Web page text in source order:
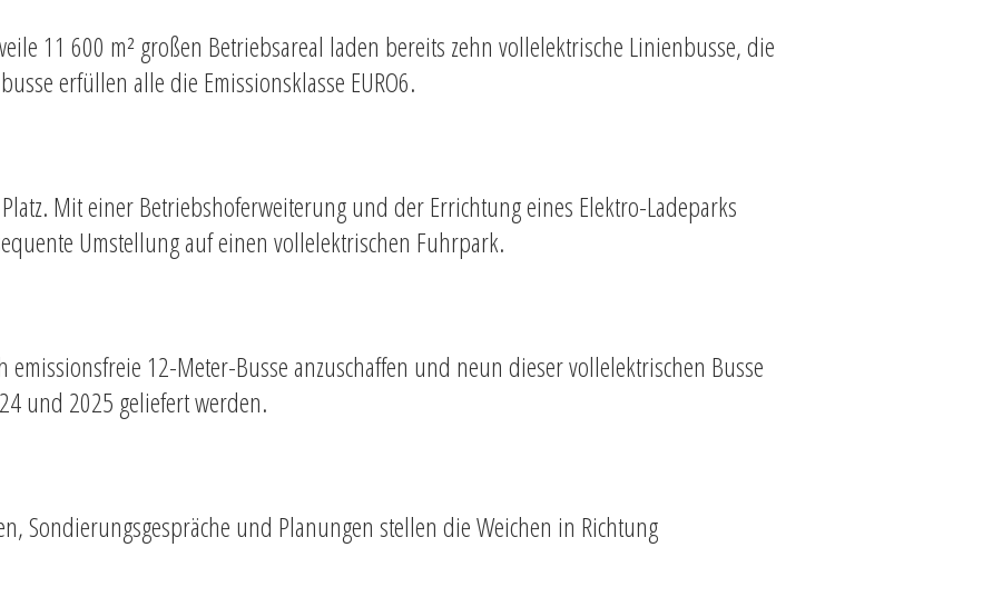
11 600 m² großen Betriebsareal laden bereits zehn vollelektrische Linienbusse, die
erfüllen alle die Emissionsklasse EURO6.
Mit einer Betriebshoferweiterung und der Errichtung eines Elektro-Ladeparks
Umstellung auf einen vollelektrischen Fuhrpark.
12-Meter-Busse anzuschaffen und neun dieser vollelektrischen Busse
und 2025 geliefert werden.
Sondierungsgespräche und Planungen stellen die Weichen in Richtung